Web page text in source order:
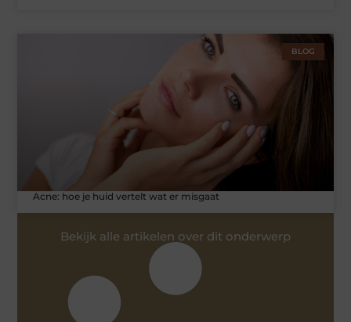
BLOG
Acne: hoe je huid vertelt wat er misgaat
Bekijk alle artikelen over dit onderwerp